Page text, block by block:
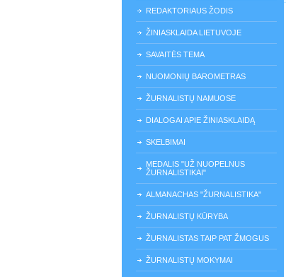
REDAKTORIAUS ŽODIS
ŽINIASKLAIDA LIETUVOJE
SAVAITĖS TEMA
NUOMONIŲ BAROMETRAS
ŽURNALISTŲ NAMUOSE
DIALOGAI APIE ŽINIASKLAIDĄ
SKELBIMAI
MEDALIS "UŽ NUOPELNUS
ŽURNALISTIKAI"
ALMANACHAS "ŽURNALISTIKA"
ŽURNALISTŲ KŪRYBA
ŽURNALISTAS TAIP PAT ŽMOGUS
ŽURNALISTŲ MOKYMAI